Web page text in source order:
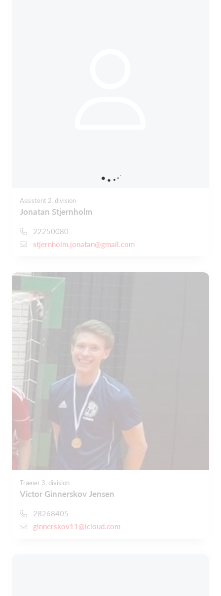
Assistent 2. division
Jonatan Stjernholm
22250080
stjernholm.jonatan@gmail.com
Træner 3. division
Victor Ginnerskov Jensen
28268405
ginnerskov11@icloud.com